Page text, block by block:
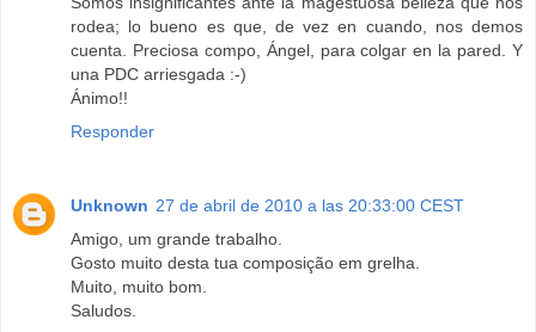
rodea; lo bueno es que, de vez en cuando, nos demos
cuenta. Preciosa compo, Ángel, para colgar en la pared. Y
una PDC arriesgada :-)
Ánimo!!
Responder
Unknown 27 de abril de 2010 a las 20:33:00 CEST
Amigo, um grande trabalho.
Gosto muito desta tua composição em grelha.
Muito, muito bom.
Saludos.